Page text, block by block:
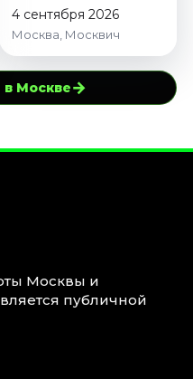
4 сентября 2026
Москва, Москвич
Москве→
Москвы и
публичной